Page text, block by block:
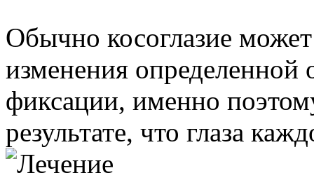
Обычно косоглазие
изменения определенной
фиксации, именно
результате, что глаза